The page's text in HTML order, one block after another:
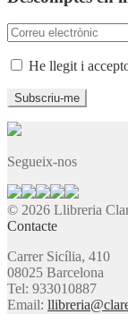
He llegit i
Segueix-nos
© 2026 Llibreria
Contacte
Carrer Sicília, 410
08025 Barcelona
Tel: 933010887
Email: